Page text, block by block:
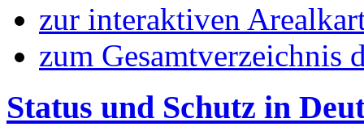
zur interaktiven
zum Gesamtverzeichnis
Status und Schutz in